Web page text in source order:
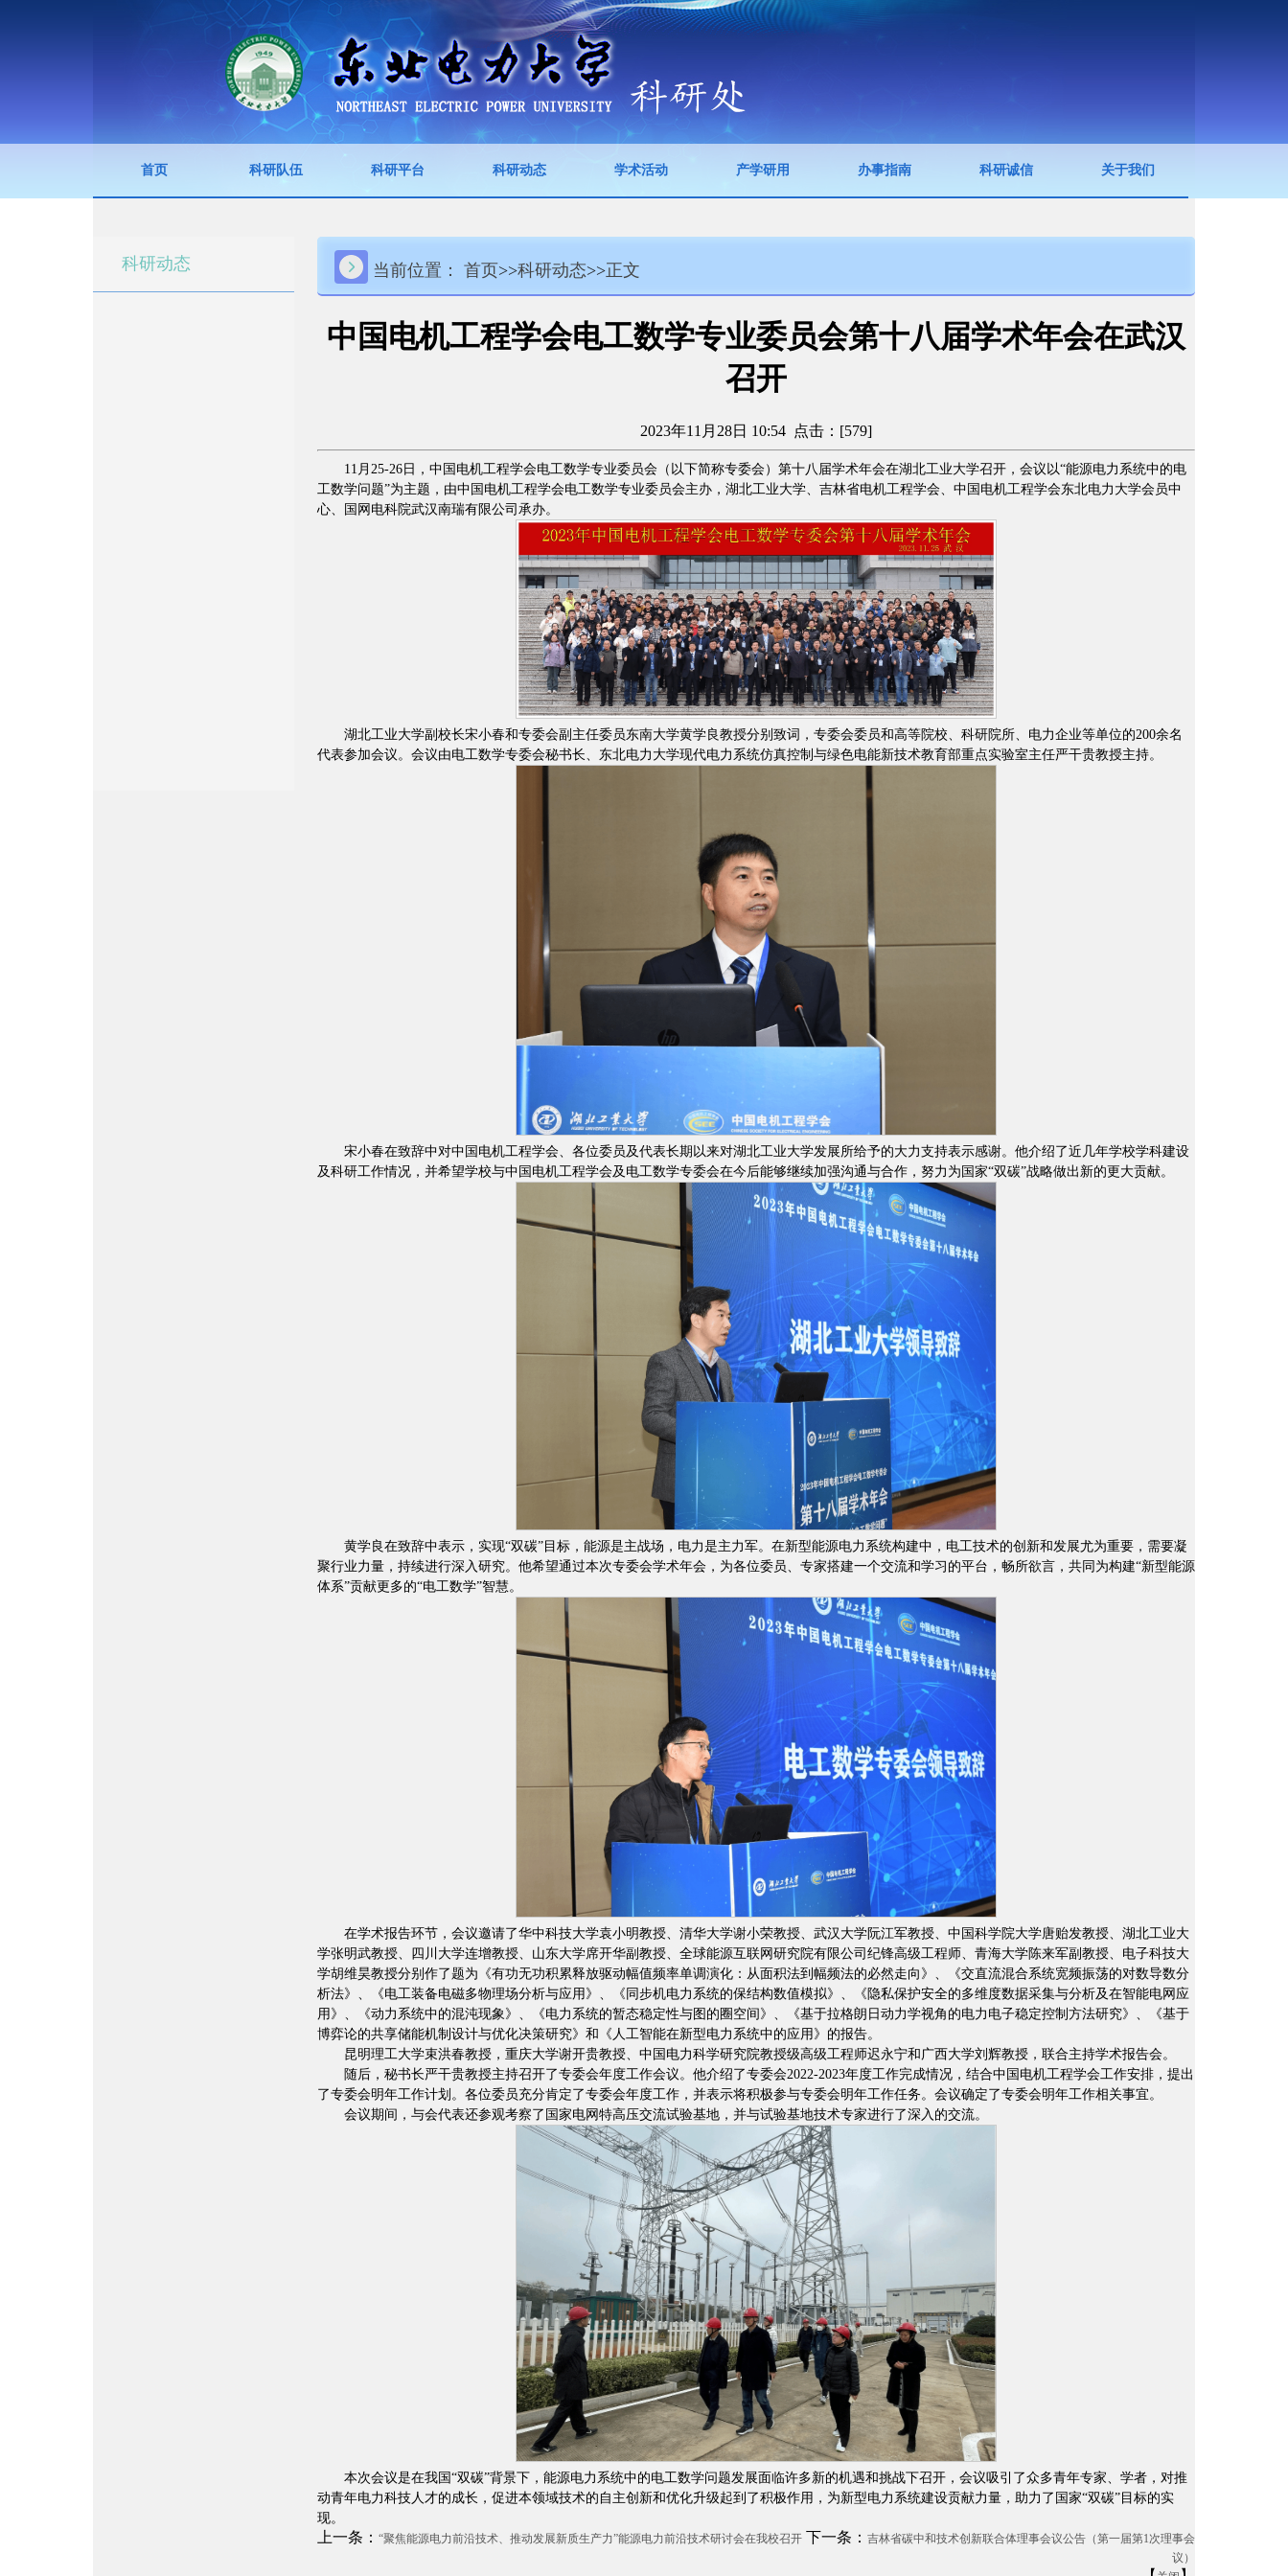
首页 科研队伍 科研平台 科研动态 学术活动 产学研用 办事指南 科研诚信 关于我们
科研动态 当前位置： 首页>>科研动态>>正文
中国电机工程学会电工数学专业委员会第十八届学术年会在武汉
召开
2023年11月28日 10:54 点击：[579]
11月25-26日，中国电机工程学会电工数学专业委员会（以下简称专委会）第十八届学术年会在湖北工业大学召开，会议以“能源电力系统中的电
工数学问题”为主题，由中国电机工程学会电工数学专业委员会主办，湖北工业大学、吉林省电机工程学会、中国电机工程学会东北电力大学会员中
心、国网电科院武汉南瑞有限公司承办。
湖北工业大学副校长宋小春和专委会副主任委员东南大学黄学良教授分别致词，专委会委员和高等院校、科研院所、电力企业等单位的200余名
代表参加会议。会议由电工数学专委会秘书长、东北电力大学现代电力系统仿真控制与绿色电能新技术教育部重点实验室主任严干贵教授主持。
宋小春在致辞中对中国电机工程学会、各位委员及代表长期以来对湖北工业大学发展所给予的大力支持表示感谢。他介绍了近几年学校学科建设
及科研工作情况，并希望学校与中国电机工程学会及电工数学专委会在今后能够继续加强沟通与合作，努力为国家“双碳”战略做出新的更大贡献。
黄学良在致辞中表示，实现“双碳”目标，能源是主战场，电力是主力军。在新型能源电力系统构建中，电工技术的创新和发展尤为重要，需要凝
聚行业力量，持续进行深入研究。他希望通过本次专委会学术年会，为各位委员、专家搭建一个交流和学习的平台，畅所欲言，共同为构建“新型能源
体系”贡献更多的“电工数学”智慧。
在学术报告环节，会议邀请了华中科技大学袁小明教授、清华大学谢小荣教授、武汉大学阮江军教授、中国科学院大学唐贻发教授、湖北工业大
学张明武教授、四川大学连增教授、山东大学席开华副教授、全球能源互联网研究院有限公司纪锋高级工程师、青海大学陈来军副教授、电子科技大
学胡维昊教授分别作了题为《有功无功积累释放驱动幅值频率单调演化：从面积法到幅频法的必然走向》、《交直流混合系统宽频振荡的对数导数分
析法》、《电工装备电磁多物理场分析与应用》、《同步机电力系统的保结构数值模拟》、《隐私保护安全的多维度数据采集与分析及在智能电网应
用》、《动力系统中的混沌现象》、《电力系统的暂态稳定性与图的圈空间》、《基于拉格朗日动力学视角的电力电子稳定控制方法研究》、《基于
博弈论的共享储能机制设计与优化决策研究》和《人工智能在新型电力系统中的应用》的报告。
昆明理工大学束洪春教授，重庆大学谢开贵教授、中国电力科学研究院教授级高级工程师迟永宁和广西大学刘辉教授，联合主持学术报告会。
随后，秘书长严干贵教授主持召开了专委会年度工作会议。他介绍了专委会2022-2023年度工作完成情况，结合中国电机工程学会工作安排，提出
了专委会明年工作计划。各位委员充分肯定了专委会年度工作，并表示将积极参与专委会明年工作任务。会议确定了专委会明年工作相关事宜。
会议期间，与会代表还参观考察了国家电网特高压交流试验基地，并与试验基地技术专家进行了深入的交流。
本次会议是在我国“双碳”背景下，能源电力系统中的电工数学问题发展面临许多新的机遇和挑战下召开，会议吸引了众多青年专家、学者，对推
动青年电力科技人才的成长，促进本领域技术的自主创新和优化升级起到了积极作用，为新型电力系统建设贡献力量，助力了国家“双碳”目标的实
现。
上一条： “聚焦能源电力前沿技术、推动发展新质生产力”能源电力前沿技术研讨会在我校召开 下一条： 吉林省碳中和技术创新联合体理事会议公告（第一届第1次理事会
议）